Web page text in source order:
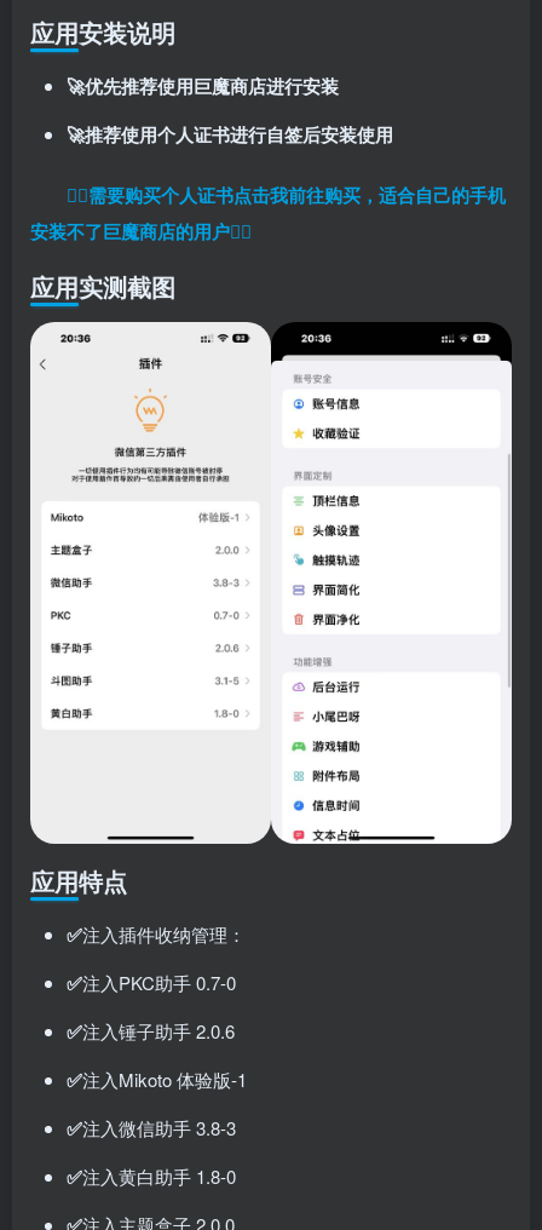
应用安装说明
🚀优先推荐使用巨魔商店进行安装
🚀推荐使用个人证书进行自签后安装使用
👉🏼需要购买个人证书点击我前往购买，适合自己的手机
安装不了巨魔商店的用户👈🏼
应用实测截图
应用特点
✅注入插件收纳管理：
✅注入PKC助手 0.7-0
✅注入锤子助手 2.0.6
✅注入Mikoto 体验版-1
✅注入微信助手 3.8-3
✅注入黄白助手 1.8-0
注入主题盒子 2.0.0